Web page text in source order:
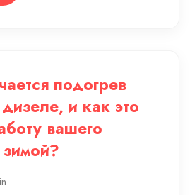
подогрев
и как это
вашего